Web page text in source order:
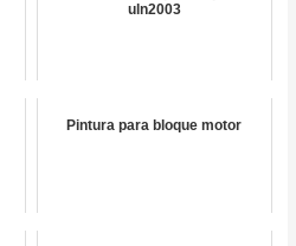
uln2003
Pintura para bloque motor